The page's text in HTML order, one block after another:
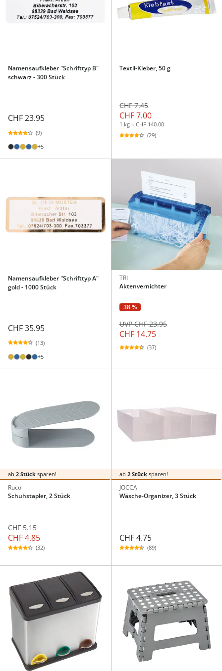
Namensaufkleber "Schrifttyp B"
schwarz - 300 Stück
CHF 23.95
(9)
+5
Textil-Kleber, 50 g
CHF 7.45
CHF 7.00
1 kg = CHF 140.00
(29)
Namensaufkleber "Schrifttyp A"
gold - 1000 Stück
CHF 35.95
(13)
+5
TRI
Aktenvernichter
38 %
CHF 14.75
UVP CHF 23.95
(37)
ab 2 Stück sparen!
Ruco
Schuhstapler, 2 Stück
CHF 5.15
CHF 4.85
(32)
ab 2 Stücksparen!
JOCCA
Wäsche-Organizer, 3 Stück
CHF 4.75
(89)